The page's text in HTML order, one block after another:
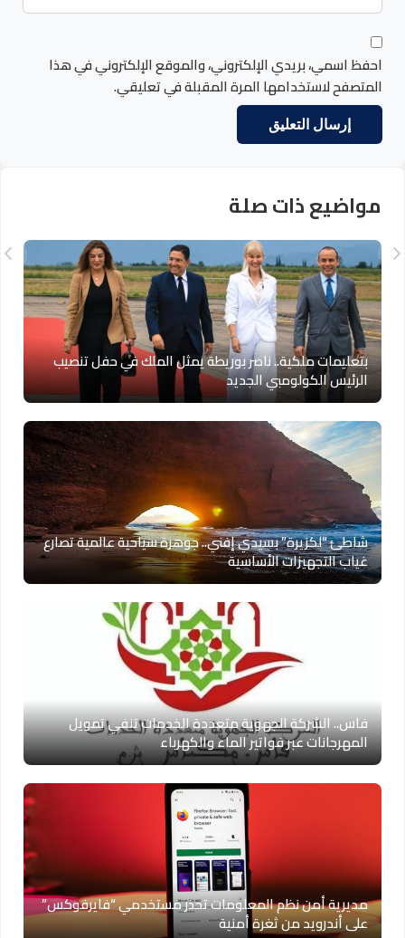
احفظ اسمي، بريدي الإلكتروني، والموقع الإلكتروني في هذا
المتصفح لاستخدامها المرة المقبلة في تعليقي.
مواضيع ذات صلة
بتعليمات ملكية.. ناصر بوريطة يمثل الملك في حفل تنصيب
الرئيس الكولومبي الجديد
شاطئ “لكزيرة” بسيدي إفني.. جوهرة سياحية عالمية تصارع
غياب التجهيزات الأساسية
فاس.. الشركة الجهوية متعددة الخدمات تنفي تمويل
المهرجانات عبر فواتير الماء والكهرباء
مديرية أمن نظم المعلومات تحذر مستخدمي “فايرفوكس”
على أندرويد من ثغرة أمنية